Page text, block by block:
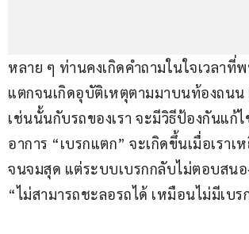
หลาย ๆ ท่านคงเกิดคำถามในใจเวลาที่
แตกจนเกิดอุบัติเหตุตามมาบนท้องถนน
เช่นนั้นกับรถของเรา จะมีวิธีป้องกันแก้ไ
อาการ “เบรกแตก” จะเกิดขึ้นเมื่อเราเ
จนจมสุด แต่ระบบเบรกกลับไม่ตอบสน
“ไม่สามารถชะลอรถได้ เหมือนไม่มีเบร